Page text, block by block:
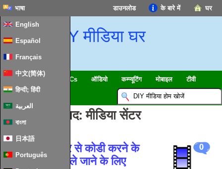
घर
के बारे में
डाउनलोड
भाषा
English
Español
Français
中文(简体)
हिन्दी; हिंदी
العربية
বাংলা
日本語
Português
DIY मीडिया घर
स्मार्ट घर & IoT HTPCs ऑडियो कम्प्यूटिंग मोबाइल टीवी
टैग लिखने के बाद:मीडिया सेंटर
0
कैसे मीडिया केंद्र से कोडी करने के
लिए रिकॉर्ड टीवी ले जाने के लिए